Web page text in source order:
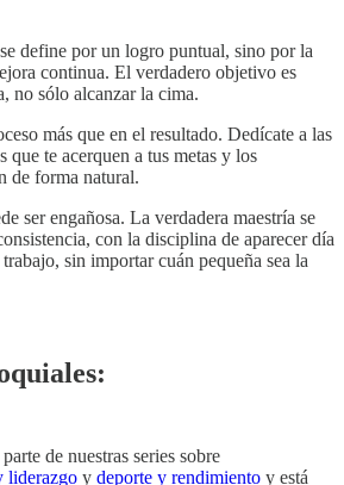
define por un logro puntual, sino por la
continua. El verdadero objetivo es
no sólo alcanzar la cima.
más que en el resultado. Dedícate a las
que te acerquen a tus metas y los
de forma natural.
ser engañosa. La verdadera maestría se
con la disciplina de aparecer día
sin importar cuán pequeña sea la
de nuestras series sobre
liderazgo y deporte y rendimiento y está